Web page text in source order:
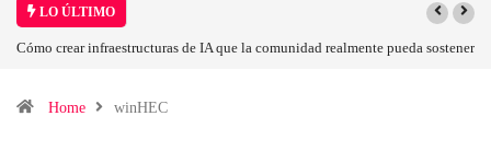
LO ÚLTIMO
Cómo crear infraestructuras de IA que la comunidad realmente pueda sostener
Home winHEC